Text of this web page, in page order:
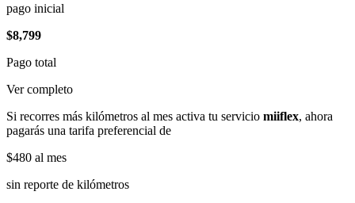
pago inicial
$8,799
Pago total
Ver completo
Si recorres más kilómetros al mes activa tu servicio miiflex, ahora
pagarás una tarifa preferencial de
$480 al mes
sin reporte de kilómetros